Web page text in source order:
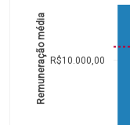
R$10.000,00
Remuneração média